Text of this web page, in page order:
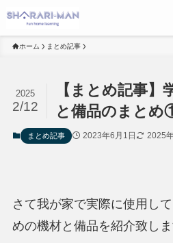
ホーム まとめ記事
【まとめ記事】
と備品のまと
2025
2/12
まとめ記事 2023年6月1日 2025
さて我が家で実際に使用し
めの機材と備品を紹介致しま